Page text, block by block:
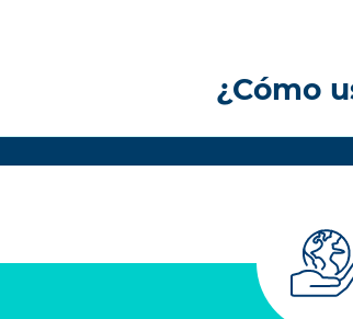
¿Cómo